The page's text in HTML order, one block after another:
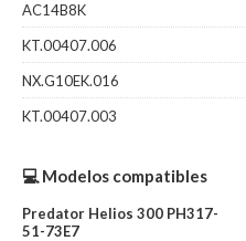
AC14B8K
KT.00407.006
NX.G10EK.016
KT.00407.003
💻 Modelos compatibles
Predator Helios 300 PH317-
51-73E7